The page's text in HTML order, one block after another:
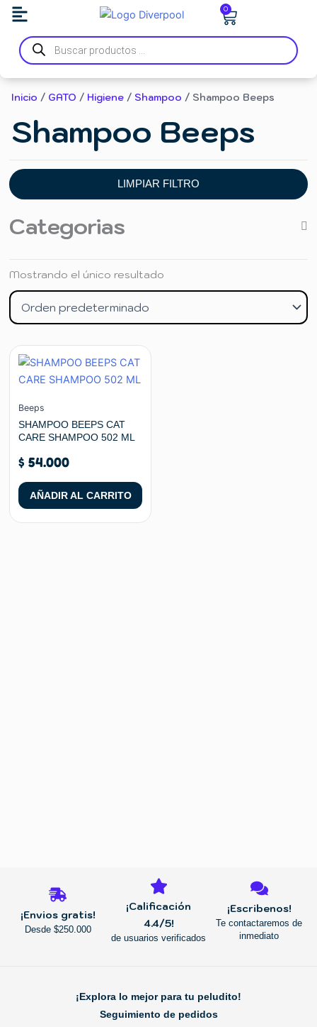
contenido
0
Carrito
Búsqueda
de
productos
Inicio / GATO / Higiene / Shampoo / Shampoo Beeps
Shampoo Beeps
LIMPIAR FILTRO
Categorias
Mostrando el único resultado
Beeps
SHAMPOO BEEPS CAT
CARE SHAMPOO 502 ML
$ 54.000
AÑADIR AL CARRITO
¡Envios gratis!
Desde $250.000
¡Calificación
4.4/5!
de usuarios verificados
¡Escribenos!
Te contactaremos de
inmediato
¡Explora lo mejor para tu peludito!
Seguimiento de pedidos